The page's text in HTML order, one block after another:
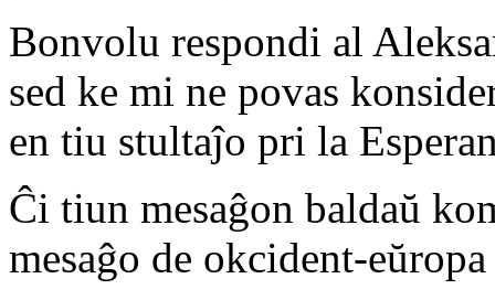
Bonvolu respondi al
sed ke mi ne povas
en tiu stultaĵo pri la
Ĉi tiun mesaĝon baldaŭ
mesaĝo de okcident-